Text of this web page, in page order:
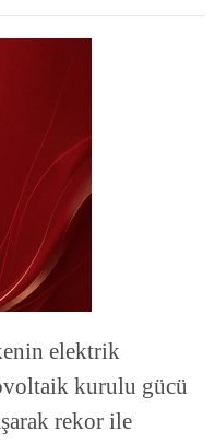
elektrik
kurulu gücü
rekor ile